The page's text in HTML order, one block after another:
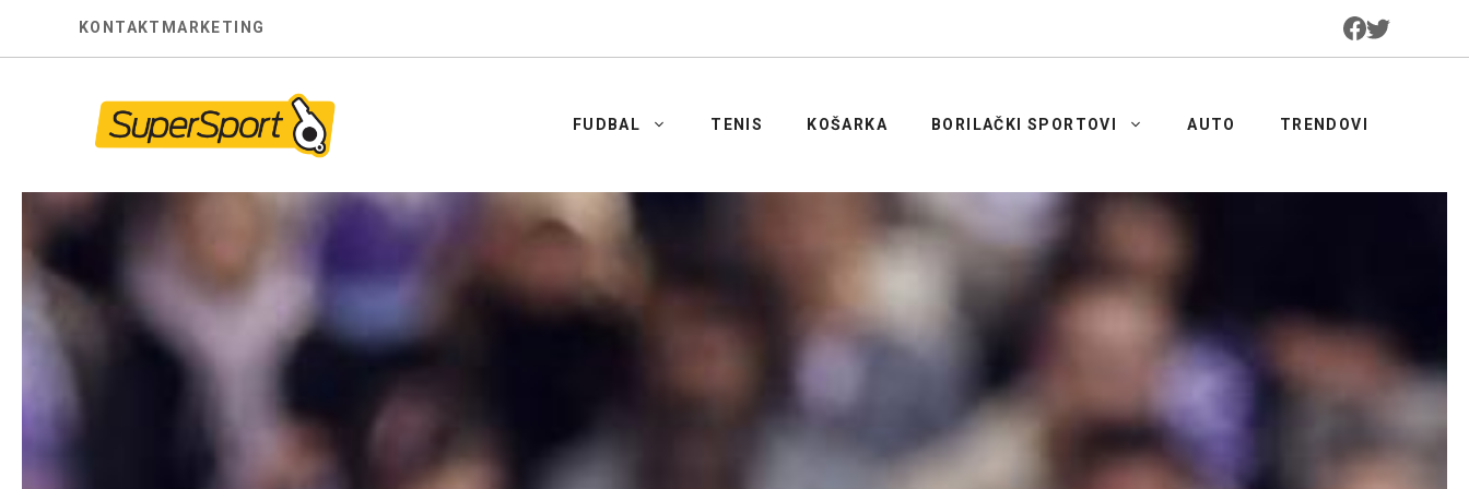
KONTAKT MARKETING
FUDBAL TENIS KOŠARKA BORILAČKI SPORTOVI AUTO TRENDOVI